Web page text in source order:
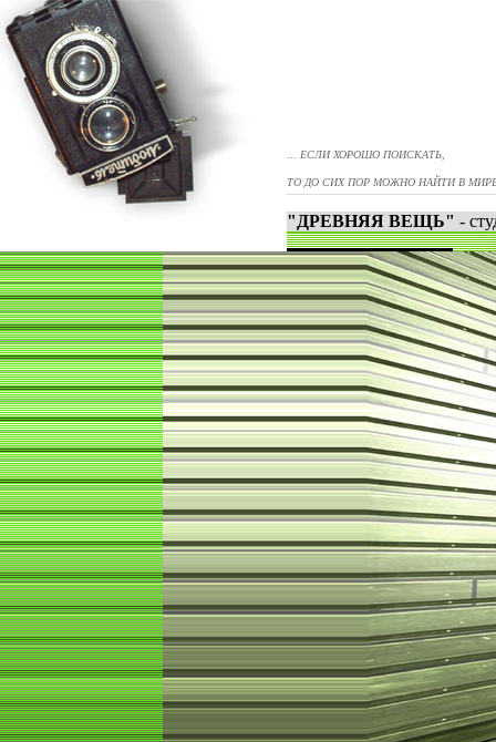
... ЕСЛИ ХОРОШО ПОИСКАТЬ,
ТО ДО СИХ ПОР МОЖНО НАЙТИ В
"ДРЕВНЯЯ ВЕЩЬ" -